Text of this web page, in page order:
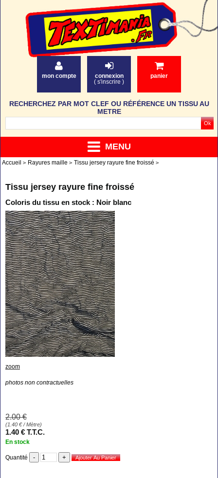
mon compte
connexion
( s'inscrire )
panier
MENU
RECHERCHEZ PAR MOT CLEF OU RÉFÉRENCE UN TISSU AU
METRE
Accueil Rayures maille Tissu jersey rayure fine froissé
Tissu jersey rayure fine froissé
Coloris du tissu en stock : Noir blanc
zoom
photos non contractuelles
2.00 €
(1.40 €/ Mètre)
1.40 € T.T.C.
En stock
Quantité